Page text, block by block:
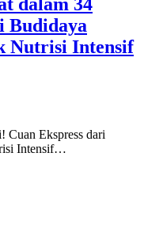
dalam 34
Budidaya
Nutrisi Intensif
Cuan Ekspress dari
Intensif…